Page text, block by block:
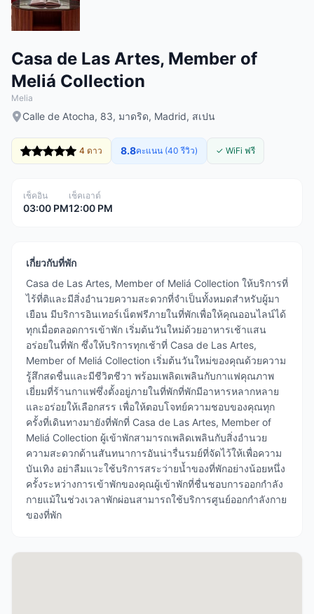
Casa de Las Artes, Member of
Meliá Collection
Melia
Calle de Atocha, 83, มาดริด, Madrid, สเปน
4 ดาว 8.8คะแนน (40 รีวิว) ✓ WiFi ฟรี
เช็คอิน
03:00 PM
เช็คเอาต์
12:00 PM
เกี่ยวกับที่พัก
Casa de Las Artes, Member of Meliá Collection ให้บริการที่
ไร้ที่ติและมีสิ่งอำนวยความสะดวกที่จำเป็นทั้งหมดสำหรับผู้มา
เยือน มีบริการอินเทอร์เน็ตฟรีภายในที่พักเพื่อให้คุณออนไลน์ได้
ทุกเมื่อตลอดการเข้าพัก เริ่มต้นวันใหม่ด้วยอาหารเช้าแสน
อร่อยในที่พัก ซึ่งให้บริการทุกเช้าที่ Casa de Las Artes,
Member of Meliá Collection เริ่มต้นวันใหม่ของคุณด้วยความ
รู้สึกสดชื่นและมีชีวิตชีวา พร้อมเพลิดเพลินกับกาแฟคุณภาพ
เยี่ยมที่ร้านกาแฟซึ่งตั้งอยู่ภายในที่พักที่พักมีอาหารหลากหลาย
และอร่อยให้เลือกสรร เพื่อให้ตอบโจทย์ความชอบของคุณทุก
ครั้งที่เดินทางมายังที่พักที่ Casa de Las Artes, Member of
Meliá Collection ผู้เข้าพักสามารถเพลิดเพลินกับสิ่งอำนวย
ความสะดวกด้านสันทนาการอันน่ารื่นรมย์ที่จัดไว้ให้เพื่อความ
บันเทิง อย่าลืมแวะใช้บริการสระว่ายน้ำของที่พักอย่างน้อยหนึ่ง
ครั้งระหว่างการเข้าพักของคุณผู้เข้าพักที่ชื่นชอบการออกกำลัง
กายแม้ในช่วงเวลาพักผ่อนสามารถใช้บริการศูนย์ออกกำลังกาย
ของที่พัก